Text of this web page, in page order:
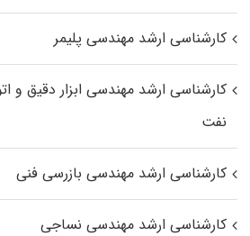
کارشناسی ارشد مهندسی پلیمر
کارشناسی ارشد مهندسی ابزار دقیق و
نفت
کارشناسی ارشد مهندسی بازرسی فنی
کارشناسی ارشد مهندسی نساجی